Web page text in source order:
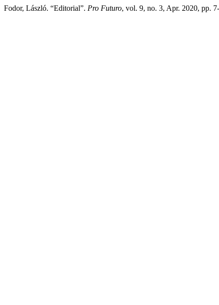
Fodor, László. “Editorial”. Pro Futuro, vol. 9, no. 3, Apr. 2020, pp.